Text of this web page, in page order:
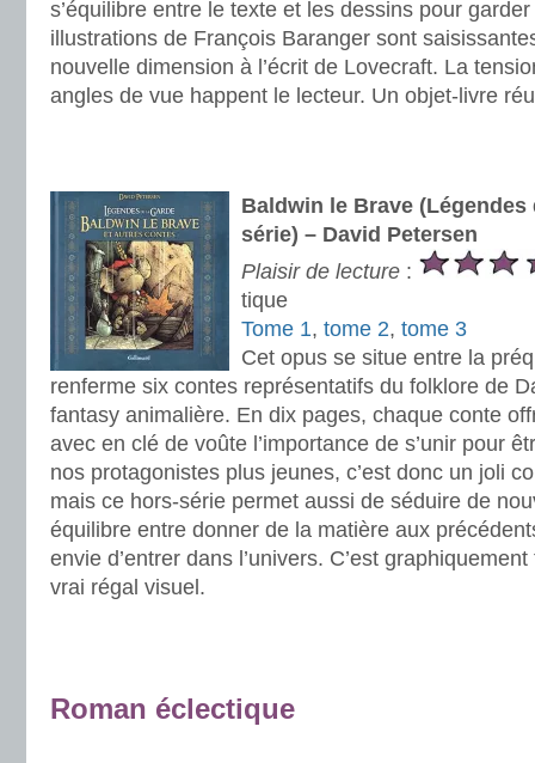
s’équilibre entre le texte et les dessins pour
illustrations de François Baranger sont
nouvelle dimension à l’écrit de Lovecraft. La
angles de vue happent le lecteur. Un objet-livre
Baldwin le Brave (Légendes
série) – David Petersen
Plaisir de lecture :
tique
Tome 1, tome 2, tome 3
Cet opus se situe entre la
renferme six contes représentatifs du folklore de
fantasy animalière. En dix pages, chaque conte
avec en clé de voûte l’importance de s’unir pour
nos protagonistes plus jeunes, c’est donc un joli
mais ce hors-série permet aussi de séduire de
équilibre entre donner de la matière aux
envie d’entrer dans l’univers. C’est
vrai régal visuel.
Roman éclectique